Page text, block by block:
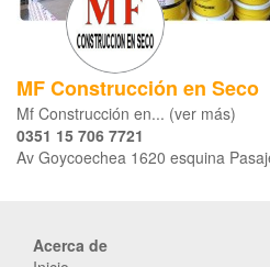
MF Construcción en Seco
Mf Construcción en... (ver más)
0351 15 706 7721
Av Goycoechea 1620 esquina
Acerca de